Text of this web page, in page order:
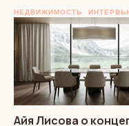
НЕДВИЖИМОСТЬ
Айя Лисова о